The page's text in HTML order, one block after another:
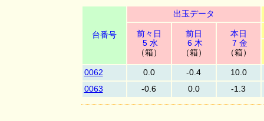
台番号
出玉データ
前々日
5 水
（箱）
前日
6 木
（箱）
本日
7 金
（箱）
0062 0.0 -0.4
10.0
0063
-0.6 0.0 -1.3